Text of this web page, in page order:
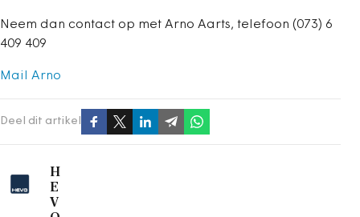
Neem dan contact op met Arno Aarts, telefoon (073) 6
409 409
Mail Arno
Deel dit artikel
H
E
V